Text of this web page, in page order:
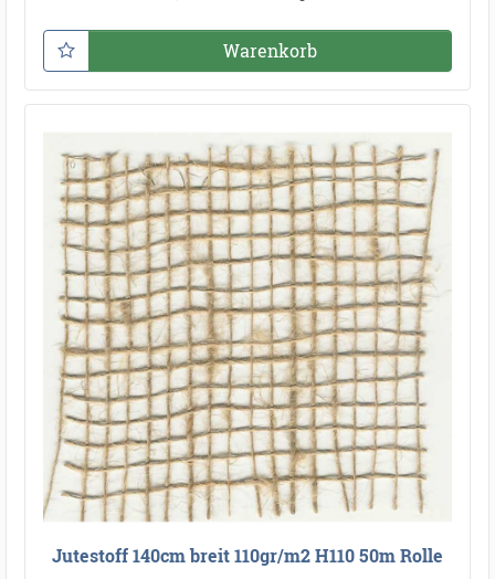
Warenkorb
Jutestoff 140cm breit 110gr/m2 H110 50m Rolle